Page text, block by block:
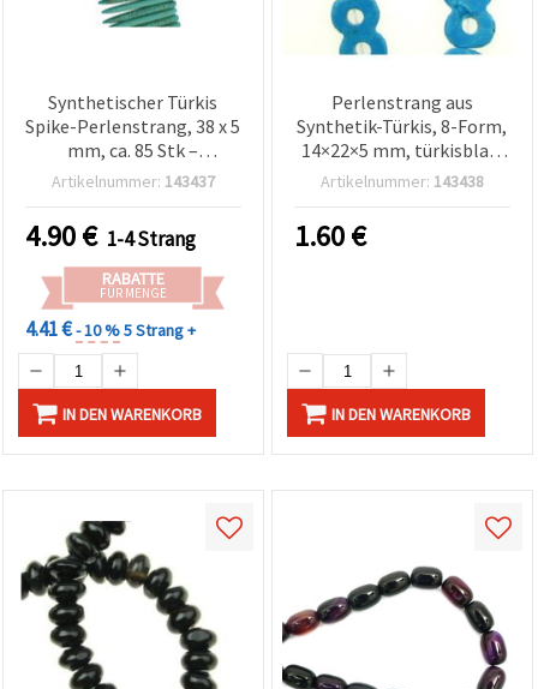
Synthetischer Türkis
Spike-Perlenstrang, 38 x 5
mm, ca. 85 Stk –
türkisblaue Spitzen-
Schmuckherstellung, DIY
Halsketten, Armbänder &
Ohrringe
Artikelnummer: 143437
4.90€ 1-4 Strang
RABATTE
FÜR MENGE
4.41 €- 10 %5 Strang +
IN DEN WARENKORB
Perlenstrang aus
Synthetik-Türkis, 8-Form,
14×22×5 mm, türkisblau,
ca. 19 Stk.
Artikelnummer: 143438
1.60€
IN DEN WARENKORB